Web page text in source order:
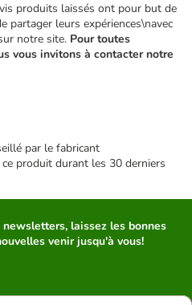
produits laissés ont pour but de
partager leurs expériences\navec
notre site. Pour toutes
vous invitons à contacter notre
par le fabricant
produit durant les 30 derniers
newsletters, laissez les bonnes
venir jusqu'à vous!